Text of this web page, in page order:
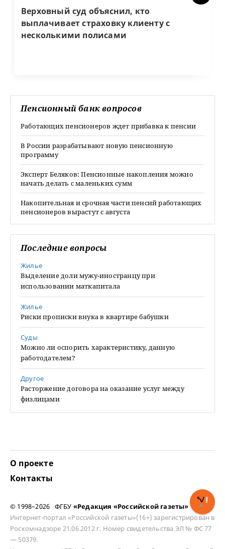
Верховный суд объяснил, кто
выплачивает страховку клиенту с
несколькими полисами
Пенсионный банк вопросов
Работающих пенсионеров ждет прибавка к пенсии
В России разрабатывают новую пенсионную
программу
Эксперт Беляков: Пенсионные накопления можно
начать делать с маленьких сумм
Накопительная и срочная части пенсий работающих
пенсионеров вырастут с августа
Последние вопросы
Жилье
Выделение доли мужу-иностранцу при
использовании маткапитала
Жилье
Риски прописки внука в квартире бабушки
Суды
Можно ли оспорить характеристику, данную
работодателем?
Другое
Расторжение договора на оказание услуг между
физлицами
О проекте
Контакты
© 1998–2026 ФГБУ «Редакция «Российской газеты»
Интернет-портал «Российской газеты»(16+) зарегистрирован в
Роскомнадзоре 21.06.2012 г. Номер свидетельства ЭЛ № ФС 77
— 50379.